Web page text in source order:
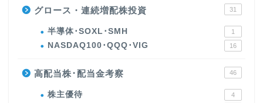
グロース・連続増配株投資 31
半導体･SOXL･SMH 1
NASDAQ100･QQQ･VIG 16
高配当株･配当金考察 46
株主優待 4